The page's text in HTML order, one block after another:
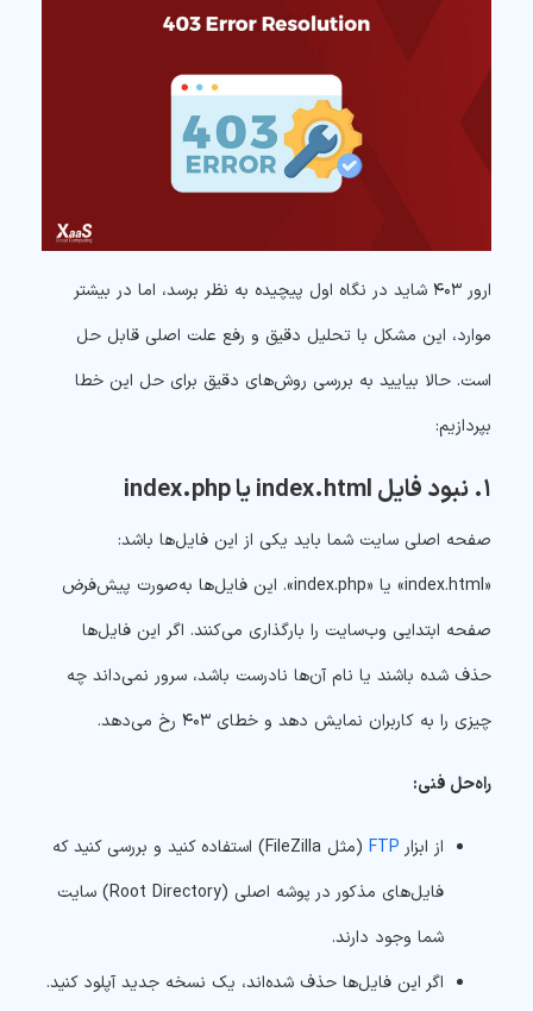
ارور ۴۰۳ شاید در نگاه اول پیچیده به نظر برسد، اما در بیشتر
موارد، این مشکل با تحلیل دقیق و رفع علت اصلی قابل حل
است. حالا بیایید به بررسی روش‌های دقیق برای حل این خطا
بپردازیم:
۱. نبود فایل index.html یا index.php
صفحه اصلی سایت شما باید یکی از این فایل‌ها باشد:
«index.html» یا «index.php». این فایل‌ها به‌صورت پیش‌فرض
صفحه ابتدایی وب‌سایت را بارگذاری می‌کنند. اگر این فایل‌ها
حذف شده باشند یا نام آن‌ها نادرست باشد، سرور نمی‌داند چه
چیزی را به کاربران نمایش دهد و خطای ۴۰۳ رخ می‌دهد.
راه‌حل فنی:
از ابزار FTP
(مثل FileZilla) استفاده کنید و بررسی کنید که
فایل‌های مذکور در پوشه اصلی (Root Directory) سایت
شما وجود دارند.
اگر این فایل‌ها حذف شده‌اند، یک نسخه جدید آپلود کنید.